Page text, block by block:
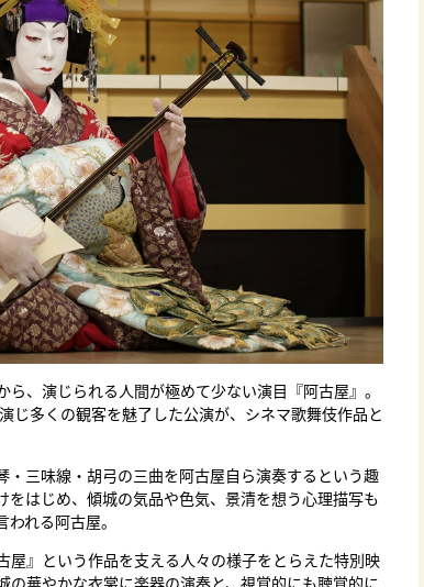
、演じられる人間が極めて少ない演目『阿古屋』。
じ多くの観客を魅了した公演が、シネマ歌舞伎作品と
・三味線・胡弓の三曲を阿古屋自ら演奏するという趣
はじめ、傾城の気品や色気、景清を想う心理描写も
れる阿古屋。
屋』という作品を支える人々の様子をとらえた特別映